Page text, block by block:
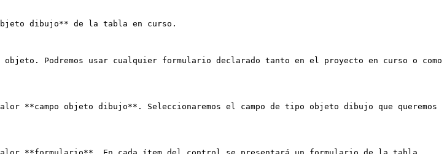
dibujo** de la tabla en curso.
Podremos usar cualquier formulario declarado tanto en el proyecto en curso o como
**campo objeto dibujo**. Seleccionaremos el campo de tipo objeto dibujo que queremos